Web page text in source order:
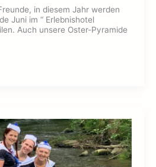
in diesem Jahr werden
Juni im “ Erlebnishotel
Auch unsere Oster-Pyramide